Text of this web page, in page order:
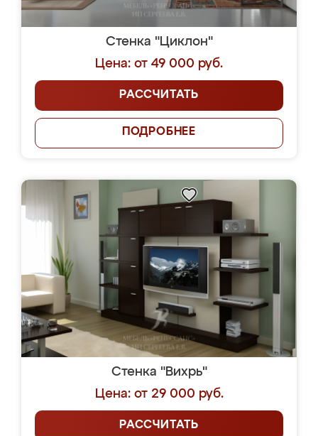
Стенка "Циклон"
Цена: от 49 000 руб.
РАССЧИТАТЬ
ПОДРОБНЕЕ
Стенка "Вихрь"
Цена: от 29 000 руб.
РАССЧИТАТЬ